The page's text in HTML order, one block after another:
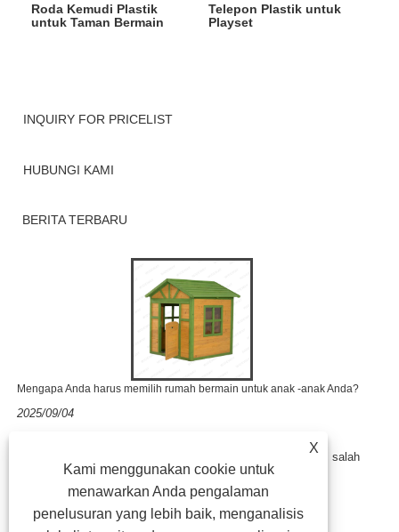
Roda Kemudi Plastik
untuk Taman Bermain
Telepon Plastik untuk
Playset
INQUIRY FOR PRICELIST
HUBUNGI KAMI
BERITA TERBARU
Mengapa Anda harus memilih rumah bermain untuk anak -anak Anda?
2025/09/04
menggabungkan kesenangan, keselamatan, dan pendidikan, salah
satu pilihan paling populer ad......
X
Kami menggunakan cookie untuk
menawarkan Anda pengalaman
penelusuran yang lebih baik, menganalisis